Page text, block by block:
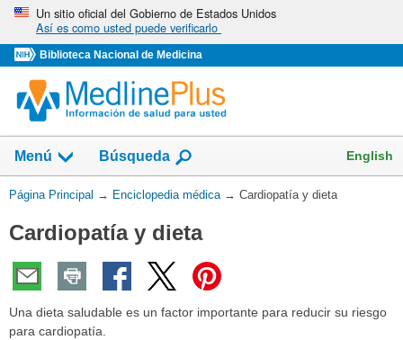
Omita
vaya
al
Contenido
Un sitio oficial del Gobierno de Estados Unidos
Así es como usted puede verificarlo
Biblioteca Nacional de Medicina
Menú Búsqueda English
Usted
aquí:
Página Principal → Enciclopedia médica → Cardiopatía y dieta
Cardiopatía y dieta
Una dieta saludable es un factor importante para reducir su riesgo
para cardiopatía.